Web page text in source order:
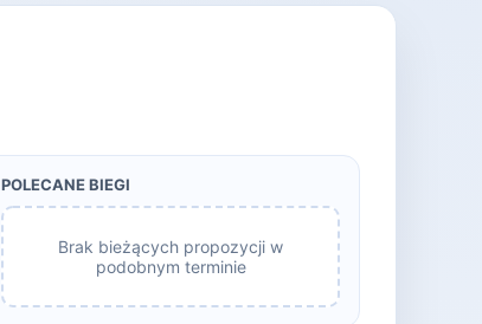
POLECANE BIEGI
Brak bieżących propozycji w
podobnym terminie